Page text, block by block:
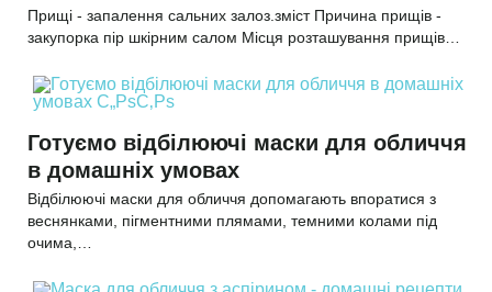
Прищі - запалення сальних залоз.зміст Причина прищів -
закупорка пір шкірним салом Місця розташування прищів…
Готуємо відбілюючі маски для обличчя
в домашніх умовах
Відбілюючі маски для обличчя допомагають впоратися з
веснянками, пігментними плямами, темними колами під
очима,…